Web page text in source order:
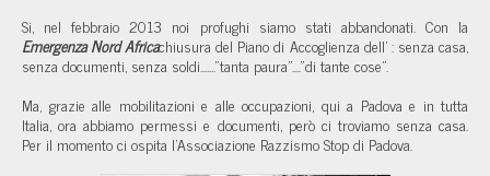
Si, nel febbraio 2013 noi profughi siamo stati abbandonati. Con la
chiusura del Piano di Accoglienza dell'
Emergenza Nord Africa : senza casa,
senza documenti, senza soldi.......”tanta paura”....”di tante cose”.
Ma, grazie alle mobilitazioni e alle occupazioni, qui a Padova e in tutta
Italia, ora abbiamo permessi e documenti, però ci troviamo senza casa.
Per il momento ci ospita l'Associazione Razzismo Stop di Padova.